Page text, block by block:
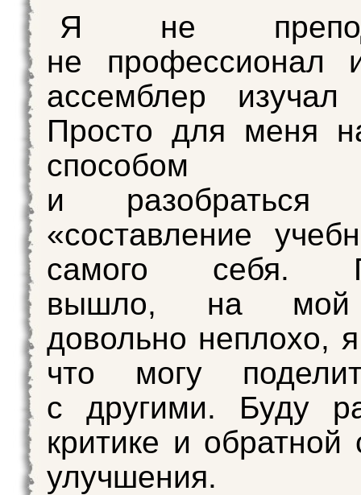
Я не
не профессионал
ассемблер изучал
Просто для меня
способом
и разобраться
«составление
самого себя.
вышло, на мой
довольно неплохо,
что могу
с другими. Буду
критике и обратной
улучшения.